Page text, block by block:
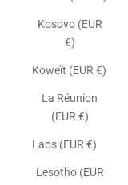
Kosovo (EUR
€)
Koweït (EUR €)
La Réunion
(EUR €)
Laos (EUR €)
Lesotho (EUR